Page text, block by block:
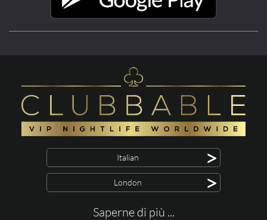
Italian >
London >
Saperne di più ...